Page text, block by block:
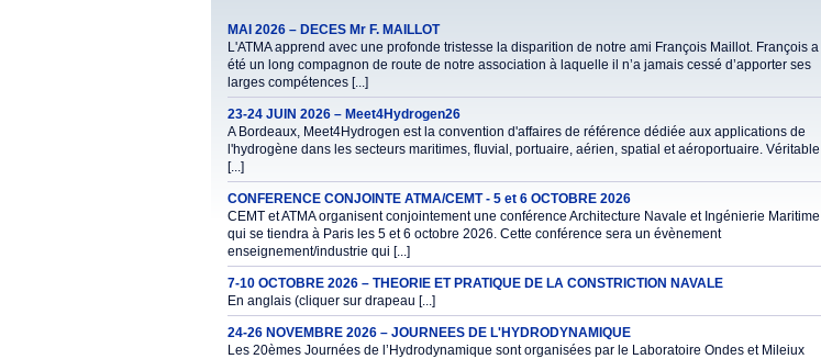
MAI 2026 – DECES Mr F. MAILLOT
L'ATMA apprend avec une profonde tristesse la disparition de notre ami François Maillot. François a
été un long compagnon de route de notre association à laquelle il n’a jamais cessé d’apporter ses
larges compétences [...]
23-24 JUIN 2026 – Meet4Hydrogen26
A Bordeaux, Meet4Hydrogen est la convention d'affaires de référence dédiée aux applications de
l'hydrogène dans les secteurs maritimes, fluvial, portuaire, aérien, spatial et aéroportuaire. Véritable
[...]
CONFERENCE CONJOINTE ATMA/CEMT - 5 et 6 OCTOBRE 2026
CEMT et ATMA organisent conjointement une conférence Architecture Navale et Ingénierie Maritime
qui se tiendra à Paris les 5 et 6 octobre 2026. Cette conférence sera un évènement
enseignement/industrie qui [...]
7-10 OCTOBRE 2026 – THEORIE ET PRATIQUE DE LA CONSTRICTION NAVALE
En anglais (cliquer sur drapeau [...]
24-26 NOVEMBRE 2026 – JOURNEES DE L'HYDRODYNAMIQUE
Les 20èmes Journées de l’Hydrodynamique sont organisées par le Laboratoire Ondes et Mileiux